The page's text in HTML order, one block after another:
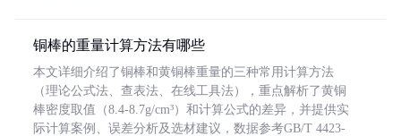
铜棒的重量计算方法有哪些
本文详细介绍了铜棒和黄铜棒重量的三种常用计算方法
（理论公式法、查表法、在线工具法），重点解析了黄铜
棒密度取值（8.4-8.7g/cm³）和计算公式的差异，并提供实
际计算案例、误差分析及选材建议，数据参考GB/T 4423-